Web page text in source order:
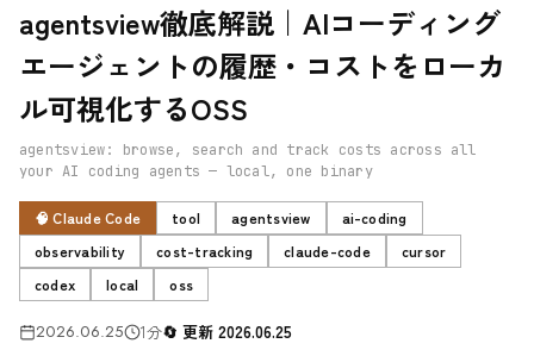
agentsview徹底解説｜AIコーディング
エージェントの履歴・コストをローカ
ル可視化するOSS
agentsview: browse, search and track costs across all
your AI coding agents — local, one binary
🧠 Claude Code tool agentsview
ai-coding
observability
cost-tracking claude-code
cursor
codex
local oss
2026.06.25 1分 更新 2026.06.25